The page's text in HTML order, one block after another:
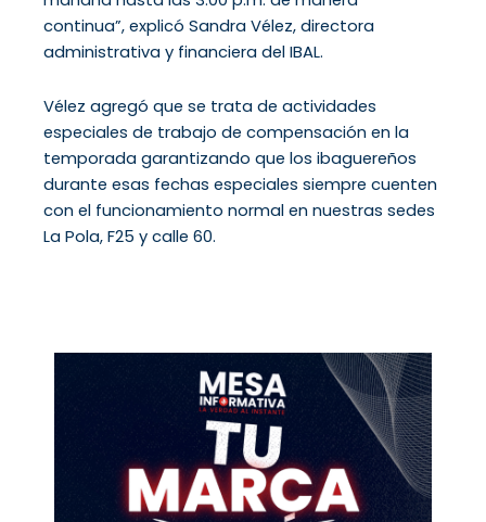
continua”, explicó Sandra Vélez, directora
administrativa y financiera del IBAL.
Vélez agregó que se trata de actividades
especiales de trabajo de compensación en la
temporada garantizando que los ibaguereños
durante esas fechas especiales siempre cuenten
con el funcionamiento normal en nuestras sedes
La Pola, F25 y calle 60.